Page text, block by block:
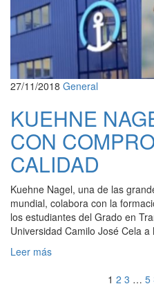
27/11/2018 General
KUEHNE
CON
CALIDAD
Kuehne Nagel, una de las
mundial, colabora con la
los estudiantes del Grado en
Universidad Camilo José Cela
Leer más
1 2 3 … 5